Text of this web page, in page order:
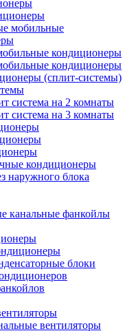
мобильные
кондиционеры
кондиционеры
(сплит-системы)
система на 2 комнаты
система на 3 комнаты
кондиционеры
наружного блока
канальные фанкойлы
блоки
вентиляторы